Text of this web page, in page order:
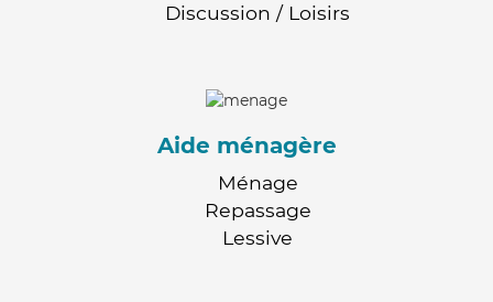
Discussion / Loisirs
Aide ménagère
Ménage
Repassage
Lessive